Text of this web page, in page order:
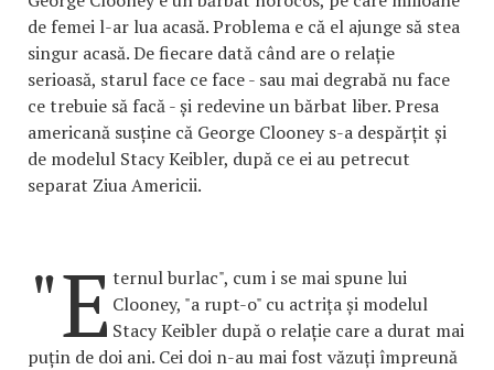
de femei l-ar lua acasă. Problema e că el ajunge să stea
singur acasă. De fiecare dată când are o relație
serioasă, starul face ce face - sau mai degrabă nu face
ce trebuie să facă - și redevine un bărbat liber. Presa
americană susține că George Clooney s-a despărțit și
de modelul Stacy Keibler, după ce ei au petrecut
separat Ziua Americii.
"E ternul burlac", cum i se mai spune lui
Clooney, "a rupt-o" cu actrița și modelul
Stacy Keibler după o relație care a durat mai
puțin de doi ani. Cei doi n-au mai fost văzuți împreună